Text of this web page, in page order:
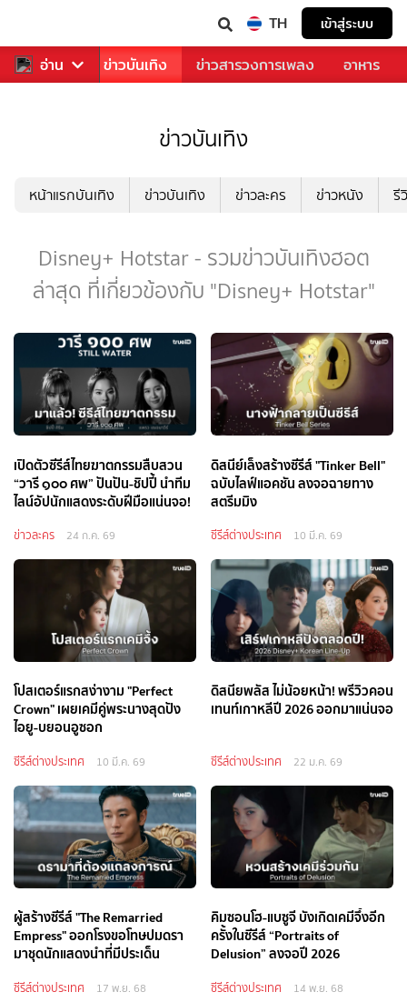
TH เข้าสู่ระบบ
อ่าน
ฬา ข่าว ข่าวบันเทิง ข่าวสารวงการเพลง อาหาร
ข่าวบันเทิง
หน้าแรกบันเทิง ข่าวบันเทิง ข่าวละคร ข่าวหนัง รี
Disney+ Hotstar - รวมข่าวบันเทิงฮอต
ล่าสุด ที่เกี่ยวข้องกับ "Disney+ Hotstar"
เปิดตัวซีรีส์ไทยฆาตกรรมสืบสวน
“วารี ๑๐๐ ศพ” ปันปัน-ชิปปี้ นำทีม
ไลน์อัปนักแสดงระดับฝีมือแน่นจอ!
ข่าวละคร 24 ก.ค. 69
ดิสนีย์เล็งสร้างซีรีส์ "Tinker Bell"
ฉบับไลฟ์แอคชัน ลงจอฉายทาง
สตรีมมิง
ซีรีส์ต่างประเทศ 10 มี.ค. 69
โปสเตอร์แรกสง่างาม "Perfect
Crown" เผยเคมีคู่พระนางสุดปัง
ไอยู-บยอนอูซอก
ซีรีส์ต่างประเทศ 10 มี.ค. 69
ดิสนียพลัส ไม่น้อยหน้า! พรีวิวคอน
เทนท์เกาหลีปี 2026 ออกมาแน่นจอ
ซีรีส์ต่างประเทศ 22 ม.ค. 69
ผู้สร้างซีรีส์ "The Remarried
Empress" ออกโรงขอโทษปมดรา
มาชุดนักแสดงนำที่มีประเด็น
ซีรีส์ต่างประเทศ 17 พ.ย. 68
คิมซอนโฮ-แบซูจี บังเกิดเคมีจึ้งอีก
ครั้งในซีรีส์ “Portraits of
Delusion” ลงจอปี 2026
ซีรีส์ต่างประเทศ 14 พ.ย. 68